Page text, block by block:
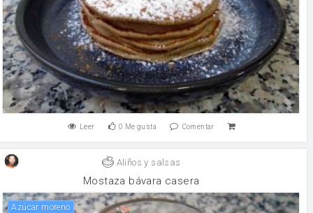
Leer 0 Me gusta Comentar
Aliños y salsas
Mostaza bávara casera
Azúcar moreno